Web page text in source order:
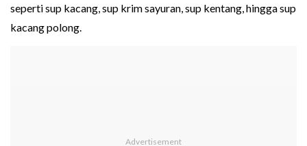
seperti sup kacang, sup krim sayuran, sup kentang, hingga sup
kacang polong.